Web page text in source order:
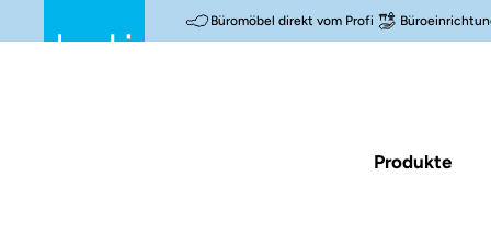
Büromöbel direkt vom Profi
Produkte